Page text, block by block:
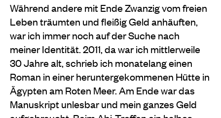
Während andere mit Ende Zwanzig vom freien
Leben träumten und fleißig Geld anhäuften,
war ich immer noch auf der Suche nach
meiner Identität. 2011, da war ich mittlerweile
30 Jahre alt, schrieb ich monatelang einen
Roman in einer heruntergekommenen Hütte in
Ägypten am Roten Meer. Am Ende war das
Manuskript unlesbar und mein ganzes Geld